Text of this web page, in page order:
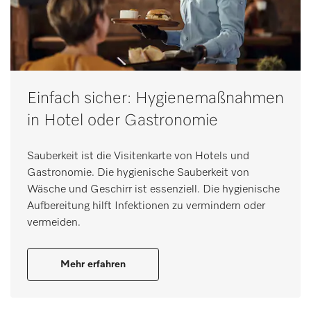
Einfach sicher: Hygienemaßnahmen
in Hotel oder Gastronomie
Sauberkeit ist die Visitenkarte von Hotels und
Gastronomie. Die hygienische Sauberkeit von
Wäsche und Geschirr ist essenziell. Die hygienische
Aufbereitung hilft Infektionen zu vermindern oder
vermeiden.
Mehr erfahren